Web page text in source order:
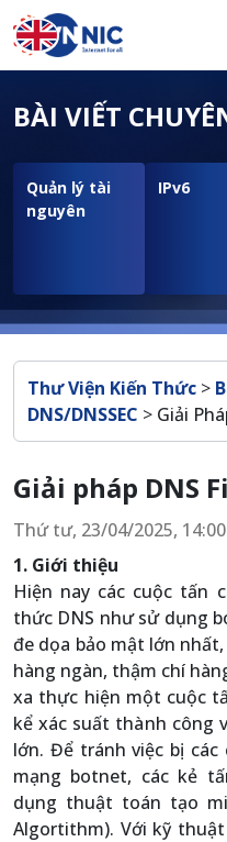
Nhảy đến nội dung
Menuheader
BÀI VIẾT
Quản lý tài
nguyên
IPv6
Breadcrumb
Thư Viện Kiến Thức >
DNS/DNSSEC > Giải
Giải pháp DNS
Thứ tư, 23/04/2025,
1. Giới thiệu
Hiện nay các cuộc tấn
thức DNS như sử dụng
đe dọa bảo mật lớn
hàng ngàn, thậm chí
xa thực hiện một cuộc
kể xác suất thành công
lớn. Để tránh việc bị
mạng botnet, các kẻ
dụng thuật toán tạo
Algortithm). Với kỹ